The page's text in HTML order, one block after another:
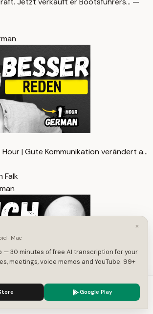
Hour | Gute Kommunikation verändert a…
Falk
1 Hour | Warum Perfektionismus d…
your experience.
×
· Mac
— 30 minutes of free AI transcription for your
meetings, voice memos and YouTube. 99+
Google Play